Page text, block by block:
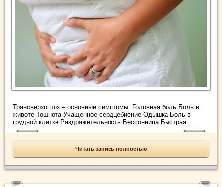
Трансверзоптоз – основные симптомы: Головная боль Боль в
животе Тошнота Учащенное сердцебиение Одышка Боль в
грудной клетке Раздражительность Бессонница Быстрая ...
Читать запись полностью